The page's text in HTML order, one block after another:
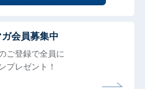
ガ会員募集中
ご登録で全員に
プレゼント！